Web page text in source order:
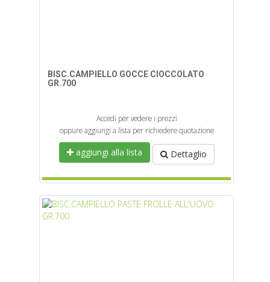
BISC.CAMPIELLO GOCCE CIOCCOLATO
GR.700
Accedi per vedere i prezzi
oppure aggiungi a lista per richiedere quotazione
aggiungi alla lista Dettaglio